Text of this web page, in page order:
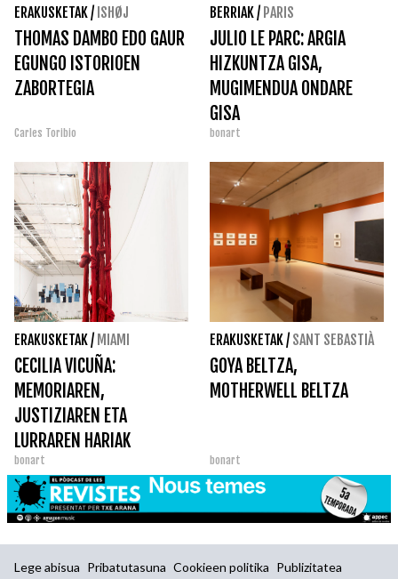
ERAKUSKETAK/ ISHØJ
THOMAS DAMBO EDO GAUR
EGUNGO ISTORIOEN
ZABORTEGIA
Carles Toribio
BERRIAK/ PARIS
JULIO LE PARC: ARGIA
HIZKUNTZA GISA,
MUGIMENDUA ONDARE
GISA
bonart
ERAKUSKETAK/ MIAMI
CECILIA VICUÑA:
MEMORIAREN,
JUSTIZIAREN ETA
LURRAREN HARIAK
bonart
ERAKUSKETAK/ SANT SEBASTIÀ
GOYA BELTZA,
MOTHERWELL BELTZA
bonart
Lege abisua Pribatutasuna Cookieen politika Publizitatea